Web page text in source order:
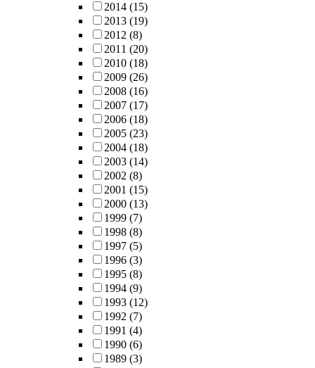
2014 (15)
2013 (19)
2012 (8)
2011 (20)
2010 (18)
2009 (26)
2008 (16)
2007 (17)
2006 (18)
2005 (23)
2004 (18)
2003 (14)
2002 (8)
2001 (15)
2000 (13)
1999 (7)
1998 (8)
1997 (5)
1996 (3)
1995 (8)
1994 (9)
1993 (12)
1992 (7)
1991 (4)
1990 (6)
1989 (3)